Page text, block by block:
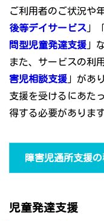
ご利用者のご状況や
後等デイサービス 」
問型児童発達支援 」
また、サービスの利
害児相談支援 」があ
支援を受けるにあた
得する必要があります
障害児通所支援
児童発達支援